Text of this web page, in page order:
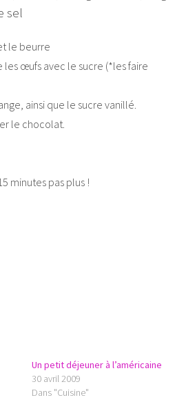
sel
le beurre
œufs avec le sucre (*les faire
ainsi que le sucre vanillé.
le chocolat.
minutes pas plus !
Un petit déjeuner à l’américaine
30 avril 2009
Dans "Cuisine"